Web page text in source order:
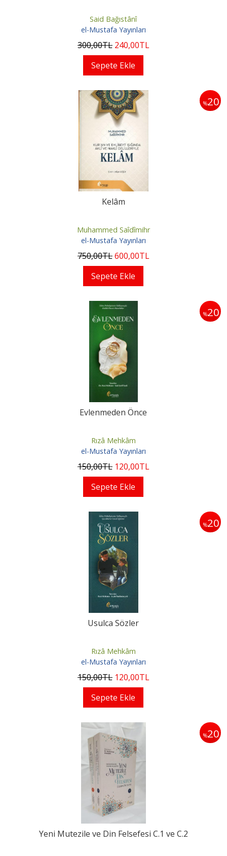
Said Bağıstânî
el-Mustafa Yayınları
300,00TL 240,00TL
Sepete Ekle
%20
Kelâm
Muhammed Saîdîmihr
el-Mustafa Yayınları
750,00TL600,00TL
Sepete Ekle
%20
Evlenmeden Önce
Rızâ Mehkâm
el-Mustafa Yayınları
150,00TL 120,00TL
Sepete Ekle
%20
Usulca Sözler
Rızâ Mehkâm
el-Mustafa Yayınları
150,00TL 120,00TL
Sepete Ekle
%20
Yeni Mutezile ve Din Felsefesi C.1 ve C.2